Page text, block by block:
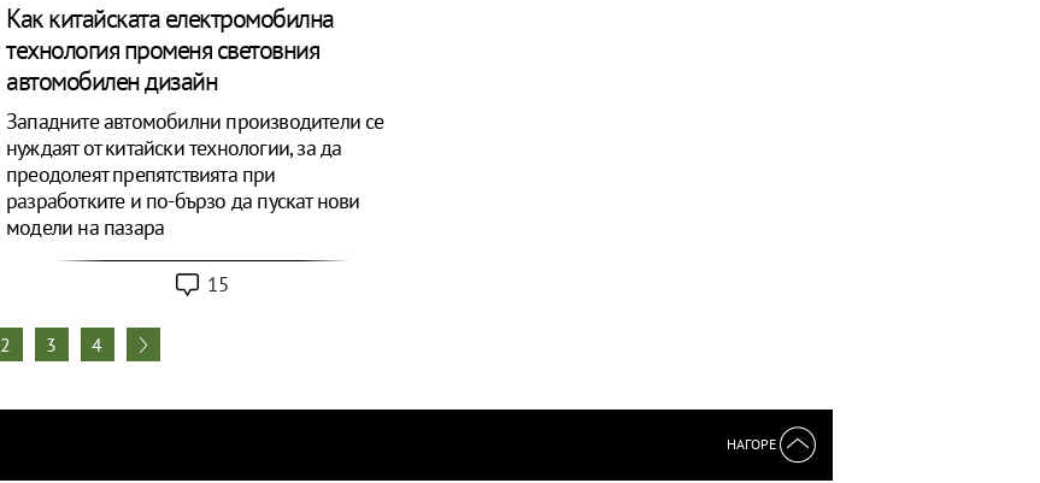
Как китайската електромобилна
технология променя световния
автомобилен дизайн
Западните автомобилни производители се
нуждаят от китайски технологии, за да
преодолеят препятствията при
разработките и по-бързо да пускат нови
модели на пазара
15
2 3 4
НАГОРЕ